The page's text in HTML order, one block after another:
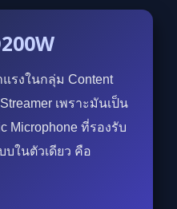
รงในกลุ่ม Content
เพราะมันเป็น
Microphone ที่รองรับ
บในตัวเดียว คือ